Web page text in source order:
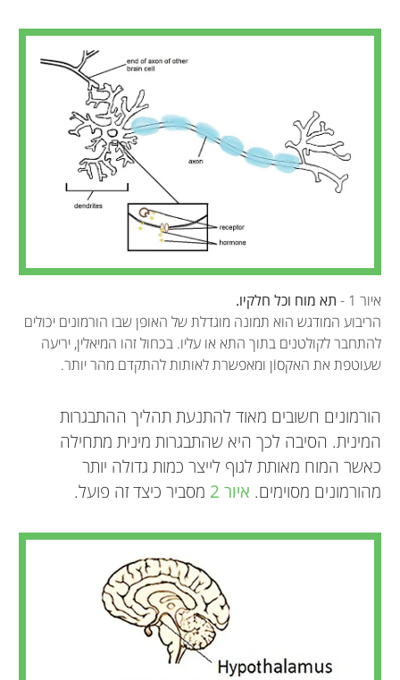
איור 1 -
תא מוח וכל חלקיו.
הריבוע המודגש הוא תמונה מוגדלת של האופן שבו הורמונים יכולים
להתחבר לקולטנים בתוך התא או עליו. בכחול זהו המיאלין, יריעה
שעוטפת את האקסוֹן ומאפשרת לאותות להתקדם מהר יותר.
הורמונים חשובים מאוד להתנעת תהליך ההתבגרות
המינית. הסיבה לכך היא שהתבגרות מינית מתחילה
כאשר המוח מאותת לגוף לייצר כמות גדולה יותר
מהורמונים מסוימים. איור 2 מסביר כיצד זה פועל.